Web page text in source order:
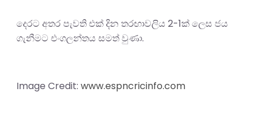
දෙරට අතර පැවති එක් දින තරඟාවලිය 2-1ක් ලෙස ජය
ගැනීමට එංගලන්තය සමත් වුණා.
Image Credit: www.espncricinfo.com